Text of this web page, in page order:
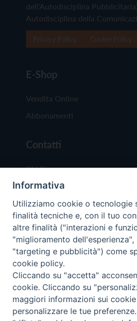
dell'Autodisciplina
Autodisciplina della
E-Shop
Vendita Online
Abbonamenti
Contatti
Chi Siamo
Redazione
Scrivici
Copyright © 2019 - Tutti
Trentina Editrice
Privacy Policy
Informativa
Utilizziamo cookie o tecnologie
finalità tecniche e, con il tuo
altre finalità ("interazioni e
"miglioramento
"targeting e pubblicità") come
cookie policy.
Cliccando su "accetta"
cookie. Cliccando su
maggiori informazioni sui
personalizzare le tue